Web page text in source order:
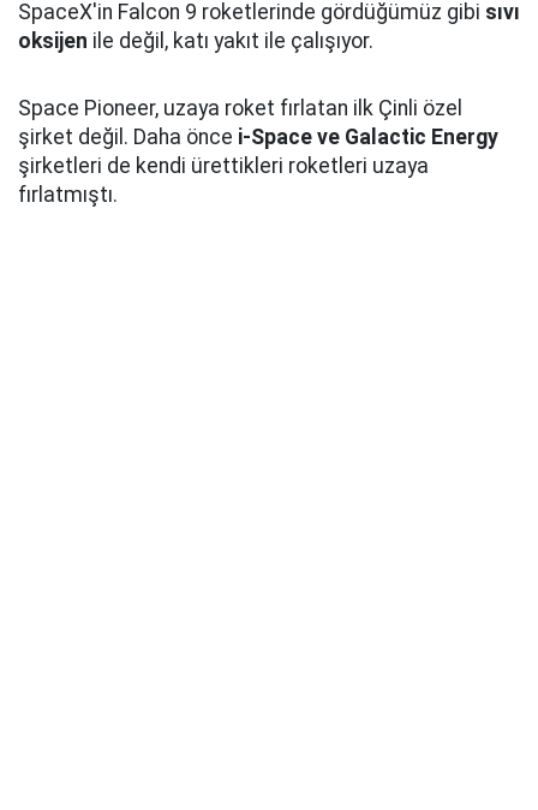
SpaceX'in Falcon 9 roketlerinde gördüğümüz gibi sıvı
oksijen ile değil, katı yakıt ile çalışıyor.
Space Pioneer, uzaya roket fırlatan ilk Çinli özel
şirket değil. Daha önce i-Space ve Galactic Energy
şirketleri de kendi ürettikleri roketleri uzaya
fırlatmıştı.